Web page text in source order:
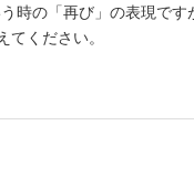
時の「再び」の表現で
ください。